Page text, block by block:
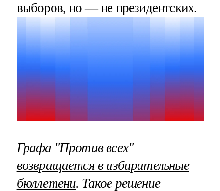
выборов, но — не президентских.
Графа "Против всех"
возвращается в избирательные
бюллетени. Такое решение